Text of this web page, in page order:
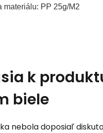
materiálu: PP 25g/M2
k
biele
nebola doposiaľ